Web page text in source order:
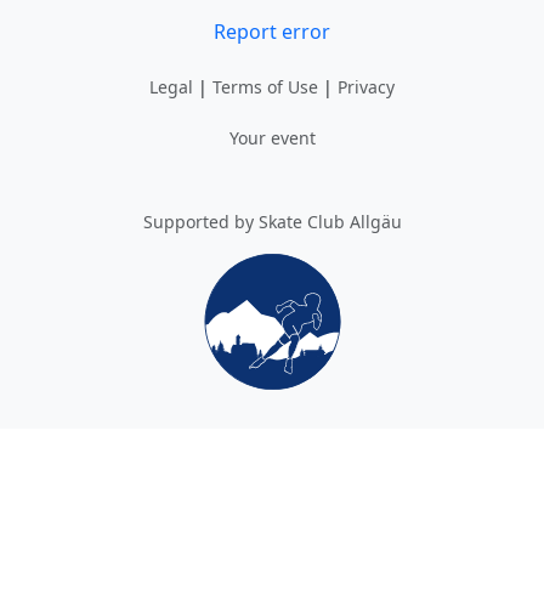
Report error
Legal | Terms of Use | Privacy
Your event
Supported by Skate Club Allgäu